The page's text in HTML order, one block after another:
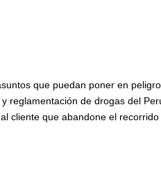
que puedan poner en
de drogas del
cliente que abandone el